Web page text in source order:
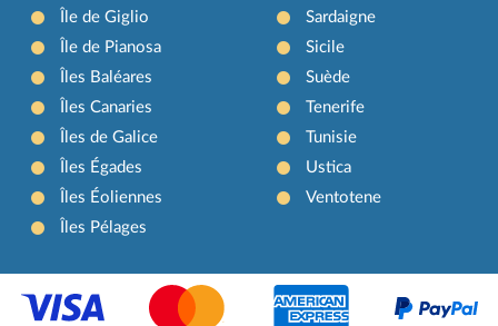
Île de Giglio
Île de Pianosa
Îles Baléares
Îles Canaries
Îles de Galice
Îles Égades
Îles Éoliennes
Îles Pélages
Sardaigne
Sicile
Suède
Tenerife
Tunisie
Ustica
Ventotene